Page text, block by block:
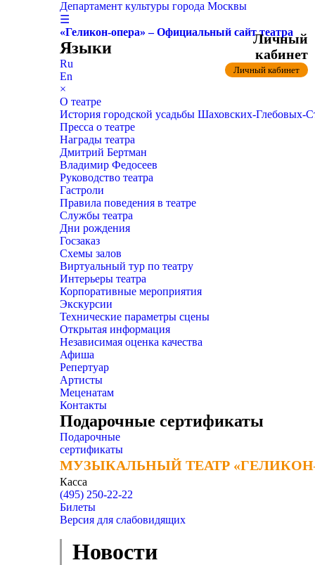
Департамент культуры города Москвы
☰
«Геликон-опера» – Официальный сайт театра
Языки
Ru
En
×
О театре
История городской усадьбы Шаховских-
Пресса о театре
Награды театра
Дмитрий Бертман
Владимир Федосеев
Руководство театра
Гастроли
Правила поведения в театре
Службы театра
Дни рождения
Госзаказ
Схемы залов
Виртуальный тур по театру
Интерьеры театра
Корпоративные мероприятия
Экскурсии
Технические параметры сцены
Открытая информация
Независимая оценка качества
Афиша
Репертуар
Артисты
Меценатам
Контакты
Подарочные сертификаты
Подарочные
сертификаты
МУЗЫКАЛЬНЫЙ ТЕАТР
МУЗЫКАЛЬНЫЙ ТЕАТР
Касса
(495) 250-22-22
Личный
кабинет
Личный кабинет
Билеты
Версия для слабовидящих
Новости